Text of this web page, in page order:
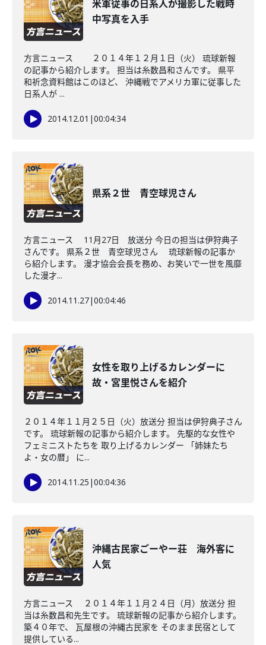
米軍従事の日系人が撮影した戦時
中写真を入手
方言ニュース ２０１４年１２月１日（火） 琉球新報
の記事から紹介します。 担当は糸数昌和さんです。 県平
和祈念資料館はこのほど、 沖縄戦でアメリカ軍に従事した
日系人が ...
2014.12.01 |00:04:34
県系２世 青空球児さん
方言ニュース 11月27日 放送分 今日の担当は伊狩典子
さんです。 県系２世 青空球児さん 琉球新報の記事か
ら紹介します。 漫才協会会長を務め、お笑いで一世を風靡
した漫才...
2014.11.27|00:04:46
女性を取り上げるカレンダーに
故・宮里悦さんを紹介
２０１４年１１月２５日（火）放送分 担当は伊狩典子さん
です。 琉球新報の記事から紹介します。 先駆的な女性や
フェミニストたちを 取り上げるカレンダー 「姉妹たち
よ・女の暦」 に...
2014.11.25 |00:04:36
沖縄古民家ごーやー荘 海外客に
人気
方言ニュース ２０１４年１１月２４日（月）放送分 担
当は糸数昌和先生です。 琉球新報の記事から紹介します。
築４０年で、 瓦屋根の沖縄古民家を そのまま民宿として
提供している...